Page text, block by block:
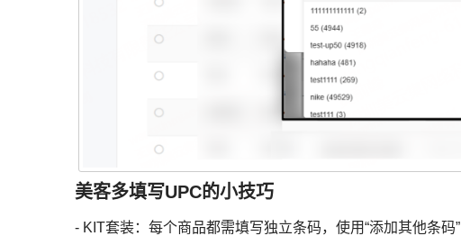
美客多填写UPC的小技巧
- KIT套装：每个商品都需填写独立条码，使用“添加其他条码”